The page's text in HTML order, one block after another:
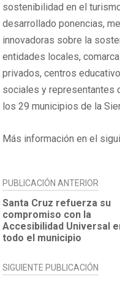
sostenibilidad en el
desarrollado ponencias,
innovadoras sobre la
entidades locales,
privados, centros
sociales y representantes
los 29 municipios de la
Más información en el
NAVEGACIÓN
DE
ENTRADAS
PUBLICACIÓN ANTERIOR
Santa Cruz refuerza su
compromiso con la
Accesibilidad Universal
todo el municipio
SIGUIENTE PUBLICACIÓN